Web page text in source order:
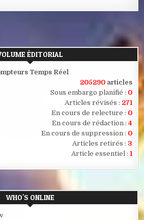
ÉDITORIAL
Temps Réel
205290 articles
Sous embargo planifié : 0
Articles révisés : 271
En cours de relecture : 0
En cours de rédaction : 4
En cours de suppression : 0
Articles retirés : 3
Article essentiel : 1
WHO'S ONLINE